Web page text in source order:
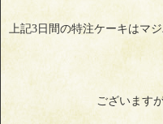
上記3日間の特注ケーキはマ
ございます